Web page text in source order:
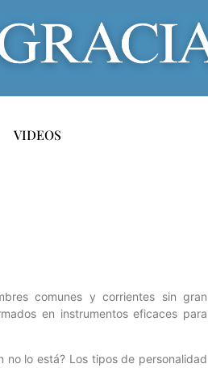
VIDEOS
comunes y corrientes sin gran
en instrumentos eficaces para
no lo está? Los tipos de personalidad